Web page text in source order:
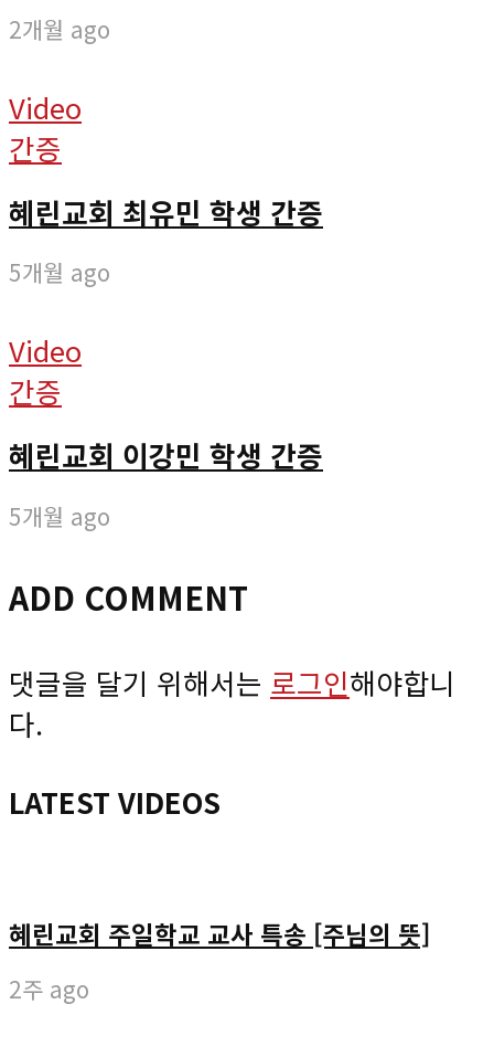
2개월 ago
Video
간증
혜린교회 최유민 학생 간증
5개월 ago
Video
간증
혜린교회 이강민 학생 간증
5개월 ago
ADD COMMENT
댓글을 달기 위해서는 로그인해야합니
다.
LATEST VIDEOS
혜린교회 주일학교 교사 특송 [주님의 뜻]
2주 ago